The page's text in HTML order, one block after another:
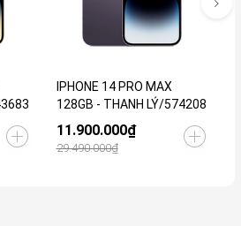
IPHONE 14 PRO MAX
128GB - THANH LÝ/574208
11.900.000₫
29.490.000₫